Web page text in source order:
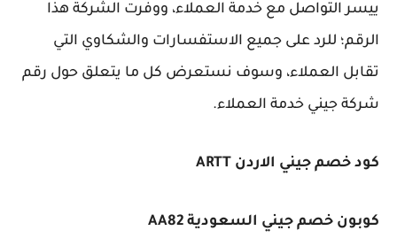
ييسر التواصل مع خدمة العملاء، ووفرت الشركة هذا
الرقم؛ للرد على جميع الاستفسارات والشكاوي التي
تقابل العملاء، وسوف نستعرض كل ما يتعلق حول رقم
شركة جيني خدمة العملاء.
كود خصم جيني الاردن ARTT
كوبون خصم جيني السعودية AA82